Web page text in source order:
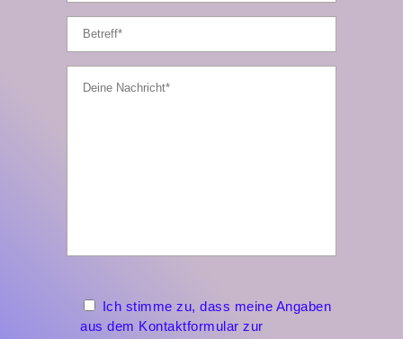
Ich stimme zu, dass meine Angaben
aus dem Kontaktformular zur